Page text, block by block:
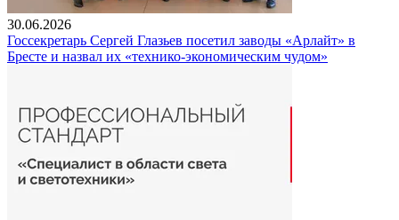
30.06.2026
Госсекретарь Сергей Глазьев посетил заводы «Арлайт» в
Бресте и назвал их «технико-экономическим чудом»